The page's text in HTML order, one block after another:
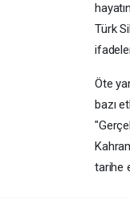
Türk
Öte
bazı
tarihe